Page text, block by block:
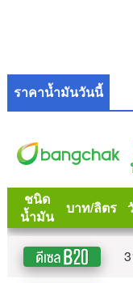
ราคาน้ำมันวันนี้